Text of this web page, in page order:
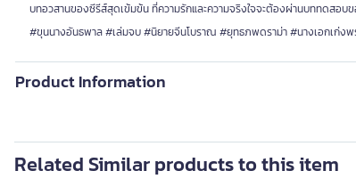
บทอวสานของซีรีส์สุดเข้มข้น ที่ความรักและความจริงใจจะต้องผ่านบททดสอ
#ขุนนางอันธพาล #เล่มจบ #นิยายจีนโบราณ #ยุทธภพดราม่า #นางเอกเก่ง
Product Information
Related Similar products to this item